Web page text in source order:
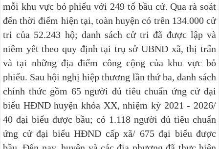
mỗi khu vực bỏ phiếu với 249 tổ bầu cử. Qua rà soát
đến thời điểm hiện tại, toàn huyện có trên 134.000 cử
tri của 52.243 hộ; danh sách cử tri đã được lập và
niêm yết theo quy định tại trụ sở UBND xã, thị trấn
và tại những địa điểm công cộng của khu vực bỏ
phiếu. Sau hội nghị hiệp thương lần thứ ba, danh sách
chính thức gồm 65 người đủ tiêu chuẩn ứng cử đại
biểu HĐND huyện khóa XX, nhiệm kỳ 2021 - 2026/
40 đại biểu được bầu; có 1.118 người đủ tiêu chuẩn
ứng cử đại biểu HĐND cấp xã/ 675 đại biểu được